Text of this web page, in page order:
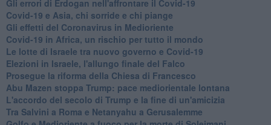
Gli errori di Erdogan nell'affrontare il Covid-19
Covid-19 e Asia, chi sorride e chi piange
Gli effetti del Coronavirus in Medioriente
Covid-19 in Africa, un rischio per tutto il mondo
Le lotte di Israele tra nuovo governo e Covid-19
Elezioni in Israele, l'allungo finale del Falco
Prosegue la riforma della Chiesa di Francesco
Abu Mazen stoppa Trump: pace mediorientale lontana
L'accordo del secolo di Trump e la fine di un'amicizia
Tra Salvini a Roma e Netanyahu a Gerusalemme